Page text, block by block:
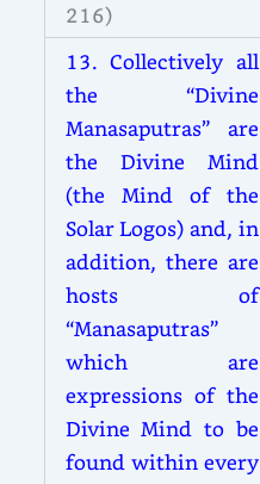
216)
13. Collectively all
the “Divine
Manasaputras” are
the Divine Mind
(the Mind of the
Solar Logos) and, in
addition, there are
hosts of
“Manasaputras”
which are
expressions of the
Divine Mind to be
found within every